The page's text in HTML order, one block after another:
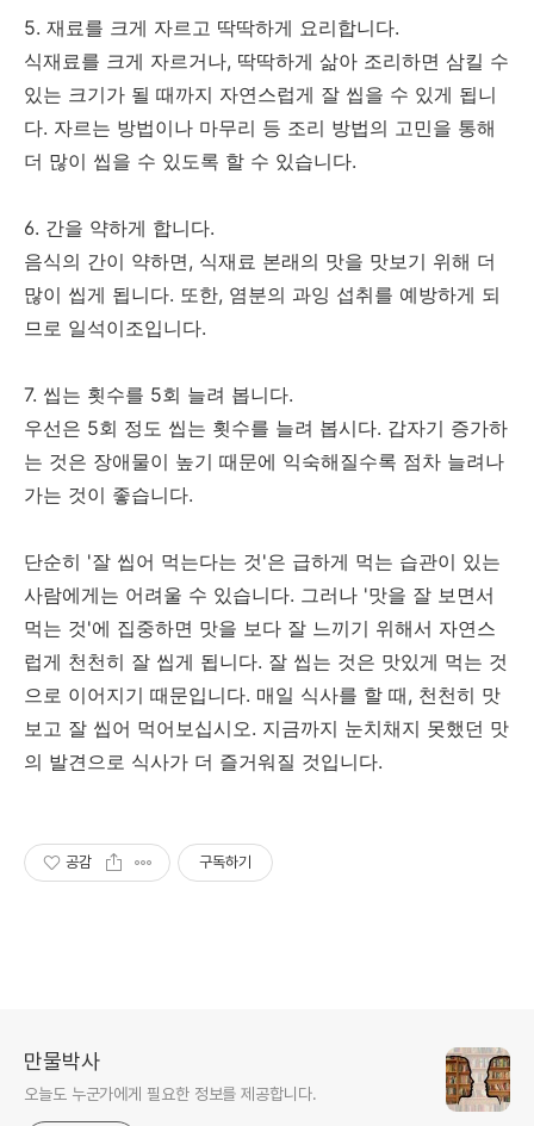
5. 재료를 크게 자르고 딱딱하게 요리합니다.
식재료를 크게 자르거나, 딱딱하게 삶아 조리하면 삼킬 수
있는 크기가 될 때까지 자연스럽게 잘 씹을 수 있게 됩니
다. 자르는 방법이나 마무리 등 조리 방법의 고민을 통해
더 많이 씹을 수 있도록 할 수 있습니다.
6. 간을 약하게 합니다.
음식의 간이 약하면, 식재료 본래의 맛을 맛보기 위해 더
많이 씹게 됩니다. 또한, 염분의 과잉 섭취를 예방하게 되
므로 일석이조입니다.
7. 씹는 횟수를 5회 늘려 봅니다.
우선은 5회 정도 씹는 횟수를 늘려 봅시다. 갑자기 증가하
는 것은 장애물이 높기 때문에 익숙해질수록 점차 늘려나
가는 것이 좋습니다.
단순히 '잘 씹어 먹는다는 것'은 급하게 먹는 습관이 있는
사람에게는 어려울 수 있습니다. 그러나 '맛을 잘 보면서
먹는 것'에 집중하면 맛을 보다 잘 느끼기 위해서 자연스
럽게 천천히 잘 씹게 됩니다. 잘 씹는 것은 맛있게 먹는 것
으로 이어지기 때문입니다. 매일 식사를 할 때, 천천히 맛
보고 잘 씹어 먹어보십시오. 지금까지 눈치채지 못했던 맛
의 발견으로 식사가 더 즐거워질 것입니다.
공감 구독하기
만물박사
오늘도 누군가에게 필요한 정보를 제공합니다.